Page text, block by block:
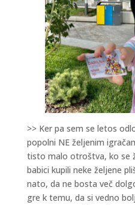
>> Ker pa sem se letos
popolni NE željenim
tisto malo otroštva, ko se
babici kupili neke željene
nato, da ne bosta več
gre k temu, da si vedno